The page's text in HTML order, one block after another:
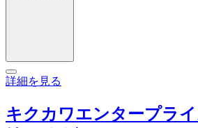
詳細を見る
キクカワエンタープラ